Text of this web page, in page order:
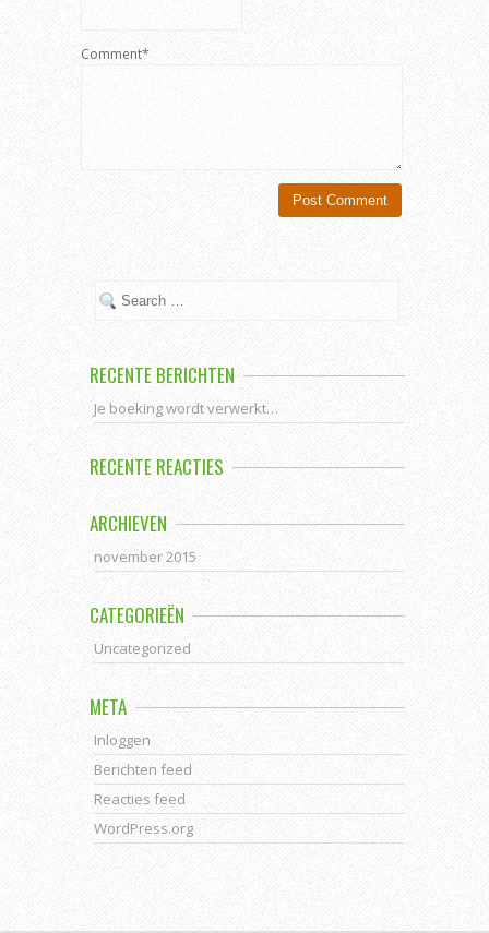
Comment*
RECENTE BERICHTEN
Je boeking wordt verwerkt…
RECENTE REACTIES
ARCHIEVEN
november 2015
CATEGORIEËN
Uncategorized
META
Inloggen
Berichten feed
Reacties feed
WordPress.org